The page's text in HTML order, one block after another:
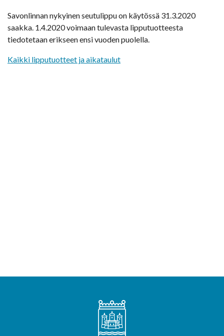
Savonlinnan nykyinen seutulippu on käytössä 31.3.2020
saakka. 1.4.2020 voimaan tulevasta lipputuotteesta
tiedotetaan erikseen ensi vuoden puolella.
Kaikki lipputuotteet ja aikataulut